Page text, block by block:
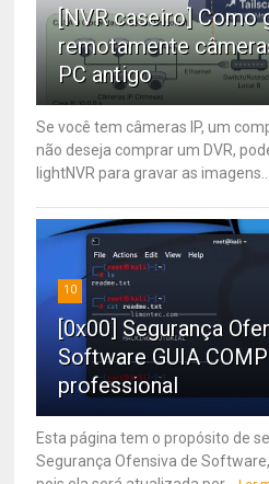
[NVR caseiro] Como
remotamente
PC antigo
Se você tem câmeras IP, um
não deseja comprar um DVR,
lightNVR para gravar as imagens....
10
[0x00] Segurança
Software GUIA
professional
Esta página tem o propósito de
Segurança Ofensiva de